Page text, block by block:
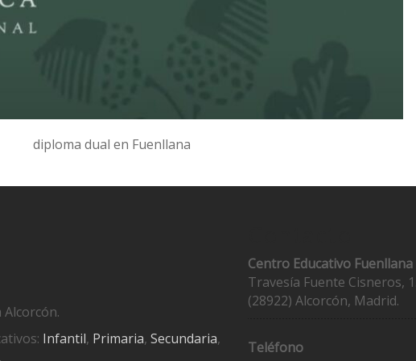
diploma dual en Fuenllana
Infantil, Primaria, Secundaria,
.
Centro Educativo Fuenllana
Travesía Fuente Cisneros,
(28922) Alcorcón, Madrid.
Teléfono